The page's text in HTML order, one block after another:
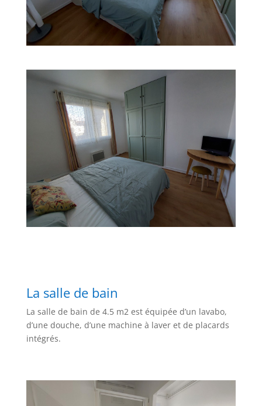
La salle de bain
La salle de bain de 4.5 m2 est équipée d’un lavabo,
d’une douche, d’une machine à laver et de placards
intégrés.